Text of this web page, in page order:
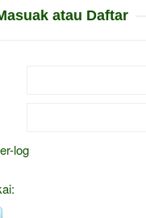
atau Daftar
log